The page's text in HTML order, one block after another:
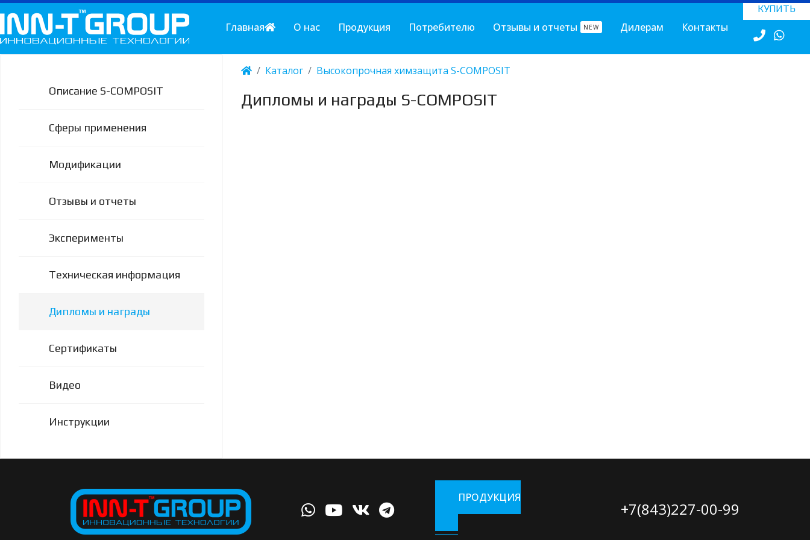
КУПИТЬ
Главная О нас Продукция Потребителю Отзывы и отчеты NEW Дилерам Контакты
Описание S-COMPOSIT
Сферы применения
Модификации
Отзывы и отчеты
Эксперименты
Техническая информация
Дипломы и награды
Сертификаты
Видео
Инструкции
Каталог Высокопрочная химзащита S-COMPOSIT
Дипломы и награды S-COMPOSIT
ПРОДУКЦИЯ
+7(843)227-00-99